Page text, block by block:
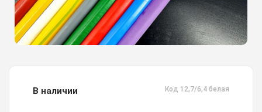
В наличии Код 12,7/6,4 белая